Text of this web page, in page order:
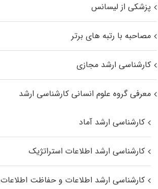
پزشکی از لیسانس
مصاحبه با رتبه های برتر
کارشناسی ارشد مجازی
معرفی گروه علوم انسانی کارشناسی ارشد
کارشناسی ارشد آماد
کارشناسی ارشد اطلاعات استراتژیک
کارشناسی ارشد اطلاعات و حفاظت اطلاعات